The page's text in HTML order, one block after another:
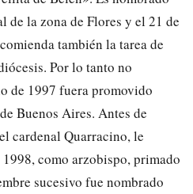
de la zona de Flores y el 21 de
también la tarea de
Por lo tanto no
de 1997 fuera promovido
Buenos Aires. Antes de
cardenal Quarracino, le
como arzobispo, primado
sucesivo fue nombrado